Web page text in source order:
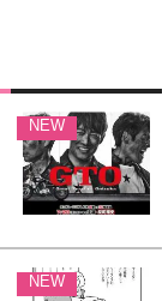
NEW
NEW